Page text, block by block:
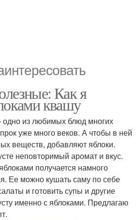
Как я
квашу
из любимых блюд многих
уже много веков. А чтобы в ней
веществ, добавляют яблоки.
неповторимый аромат и вкус.
получается намного
Ее можно кушать саму по себе
и готовить супы и другие
именно с яблоками. Предлагаю